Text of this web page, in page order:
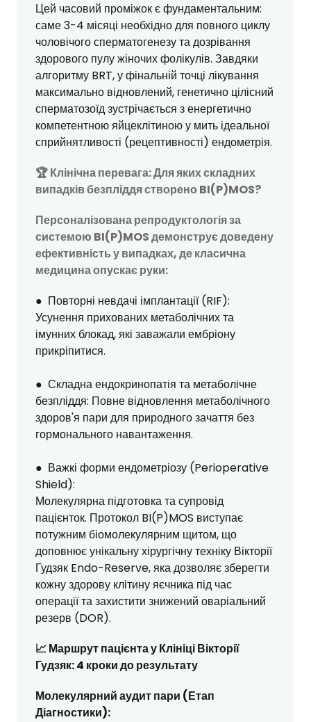
Цей часовий проміжок є фундаментальним:
саме 3-4 місяці необхідно для повного циклу
чоловічого сперматогенезу та дозрівання
здорового пулу жіночих фолікулів. Завдяки
алгоритму BRT, у фінальній точці лікування
максимально відновлений, генетично цілісний
сперматозоїд зустрічається з енергетично
компетентною яйцеклітиною у мить ідеальної
сприйнятливості (рецептивності) ендометрія.
🏆 Клінічна перевага: Для яких складних
випадків безпліддя створено BI(P)MOS?
Персоналізована репродуктологія за
системою BI(P)MOS демонструє доведену
ефективність у випадках, де класична
медицина опускає руки:
● Повторні невдачі імплантації (RIF):
Усунення прихованих метаболічних та
імунних блокад, які заважали ембріону
прикріпитися.
● Складна ендокринопатія та метаболічне
безпліддя: Повне відновлення метаболічного
здоров'я пари для природного зачаття без
гормонального навантаження.
● Важкі форми ендометріозу (Perioperative
Shield):
Молекулярна підготовка та супровід
пацієнток. Протокол BI(P)MOS виступає
потужним біомолекулярним щитом, що
доповнює унікальну хірургічну техніку Вікторії
Гудзяк Endo-Reserve, яка дозволяє зберегти
кожну здорову клітину яєчника під час
операції та захистити знижений оваріальний
резерв (DOR).
📈 Маршрут пацієнта у Клініці Вікторії
Гудзяк: 4 кроки до результату
Молекулярний аудит пари (Етап
Діагностики):